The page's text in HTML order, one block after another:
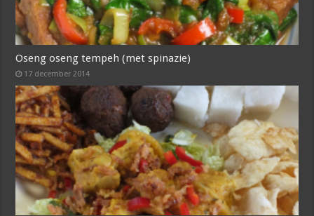
Oseng oseng tempeh (met spinazie)
17 december 2014